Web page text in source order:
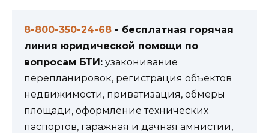
8-800-350-24-68 - бесплатная горячая
линия юридической помощи по
вопросам БТИ: узаконивание
перепланировок, регистрация объектов
недвижимости, приватизация, обмеры
площади, оформление технических
паспортов, гаражная и дачная амнистии,